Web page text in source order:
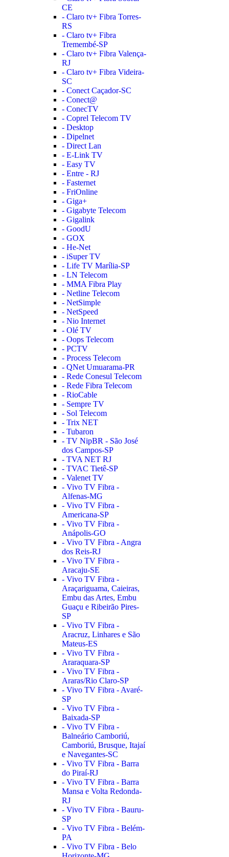
CE
- Claro tv+ Fibra Torres-
RS
- Claro tv+ Fibra
Tremembé-SP
- Claro tv+ Fibra Valença-
RJ
- Claro tv+ Fibra Videira-
SC
- Conect Caçador-SC
- Conect@
- ConecTV
- Coprel Telecom TV
- Desktop
- Dipelnet
- Direct Lan
- E-Link TV
- Easy TV
- Entre - RJ
- Fasternet
- FriOnline
- Giga+
- Gigabyte Telecom
- Gigalink
- GoodU
- GOX
- He-Net
- iSuper TV
- Life TV Marília-SP
- LN Telecom
- MMA Fibra Play
- Netline Telecom
- NetSimple
- NetSpeed
- Nio Internet
- Olé TV
- Oops Telecom
- PCTV
- Process Telecom
- QNet Umuarama-PR
- Rede Conesul Telecom
- Rede Fibra Telecom
- RioCable
- Sempre TV
- Sol Telecom
- Trix NET
- Tubaron
- TV NipBR - São José
dos Campos-SP
- TVA NET RJ
- TVAC Tietê-SP
- Valenet TV
- Vivo TV Fibra -
Alfenas-MG
- Vivo TV Fibra -
Americana-SP
- Vivo TV Fibra -
Anápolis-GO
- Vivo TV Fibra - Angra
dos Reis-RJ
- Vivo TV Fibra -
Aracaju-SE
- Vivo TV Fibra -
Araçariguama, Caieiras,
Embu das Artes, Embu
Guaçu e Ribeirão Pires-
SP
- Vivo TV Fibra -
Aracruz, Linhares e São
Mateus-ES
- Vivo TV Fibra -
Araraquara-SP
- Vivo TV Fibra -
Araras/Rio Claro-SP
- Vivo TV Fibra - Avaré-
SP
- Vivo TV Fibra -
Baixada-SP
- Vivo TV Fibra -
Balneário Camboriú,
Camboriú, Brusque, Itajaí
e Navegantes-SC
- Vivo TV Fibra - Barra
do Piraí-RJ
- Vivo TV Fibra - Barra
Mansa e Volta Redonda-
RJ
- Vivo TV Fibra - Bauru-
SP
- Vivo TV Fibra - Belém-
PA
- Vivo TV Fibra - Belo